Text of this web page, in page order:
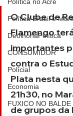
Política Brasil e
DeolhonaPolítica
CONSUMIDOR
Polícial
Economia
FUXICO NO BALDE
O Clube de
Flamengo
importantes
contra o
Plata nesta
21h30, no
de grupos da